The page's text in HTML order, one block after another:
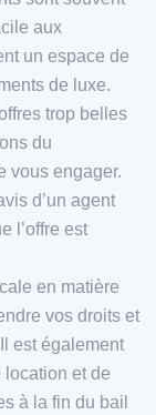
aux
un espace de
de luxe.
trop belles
du
vous engager.
d’un agent
l’offre est
en matière
vos droits et
est également
location et de
à la fin du bail